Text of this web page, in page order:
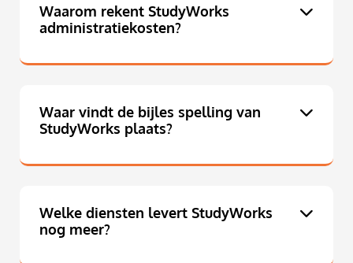
Waarom rekent StudyWorks
administratiekosten?
Waar vindt de bijles spelling van
StudyWorks plaats?
Welke diensten levert StudyWorks
nog meer?